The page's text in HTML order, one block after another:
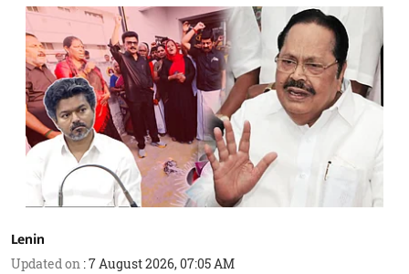
Lenin
Updated on :7 August 2026, 07:05 AM